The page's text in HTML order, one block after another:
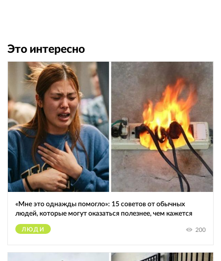
Это интересно
«Мне это однажды помогло»: 15 советов от обычных
людей, которые могут оказаться полезнее, чем кажется
ЛЮДИ 200